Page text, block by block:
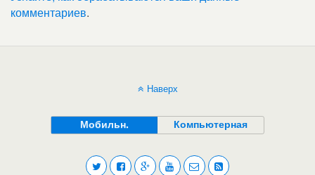
комментариев.
Наверх
Мобильн. Компьютерная